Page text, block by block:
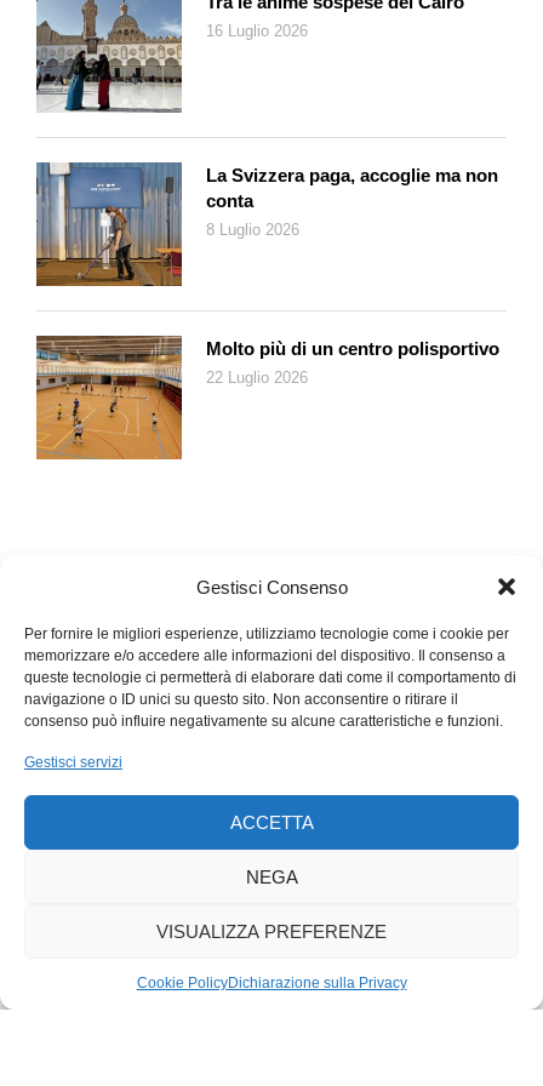
Gestisci Consenso
Per fornire le migliori esperienze, utilizziamo tecnologie come i cookie per
memorizzare e/o accedere alle informazioni del dispositivo. Il consenso a
queste tecnologie ci permetterà di elaborare dati come il comportamento di
navigazione o ID unici su questo sito. Non acconsentire o ritirare il
consenso può influire negativamente su alcune caratteristiche e funzioni.
Gestisci servizi
ACCETTA
NEGA
VISUALIZZA PREFERENZE
Cookie PolicyDichiarazione sulla Privacy
deve poter contare su una forza lavoro importante e
insostituibile come quella femminile. Inoltre prendersi a carico
(e a cuore) la crescita, il benessere e la formazione dei nostri
bambini e ragazzi deve essere un dovere condiviso da tutti gli
e un po’ semplicistica del futuro di una società di anziani, come
quella che saremo, bisogna domandarsi: chi ci curerà e chi
pagherà le nostre pensioni? Ma in questo inverno a suggerirci
una nota positiva è l’ex rettore del Politecnico di Milano
Ferruccio Resta, attuale presidente della Fondazione Bruno
suo editoriale sul «Corriere della Sera». «La rappresentazione
delle nuove generazioni – dice Resta – oscilla spesso tra
luoghi comuni e semplificazioni. Il racconto dominante le
descrive come disinteressate, passive, perennemente
distratte. Ma gli esempi positivi, di studio e impegno, sono
sarebbe opportuno (ri)cominciare a gioire degli schiamazzi
vitali e vivaci dei bambini e impegnarci a dare spazio, fiducia e
sostegno ai giovani. E poi… speriamo che sia femmina! O
maschio, chissà.
16 Luglio 2026
La Svizzera paga, accoglie ma non
conta
8 Luglio 2026
Molto più di un centro polisportivo
22 Luglio 2026